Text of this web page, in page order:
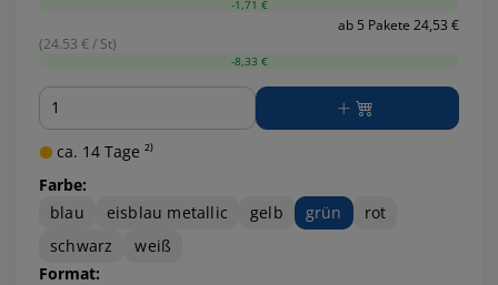
-1,71 €
ab 5 Pakete 24,53 €
(24.53 € / St)
-8,33 €
Menge
ca. 14 Tage ²⁾
Farbe:
blau
eisblau metallic gelb grün
rot
schwarz
weiß
Format: